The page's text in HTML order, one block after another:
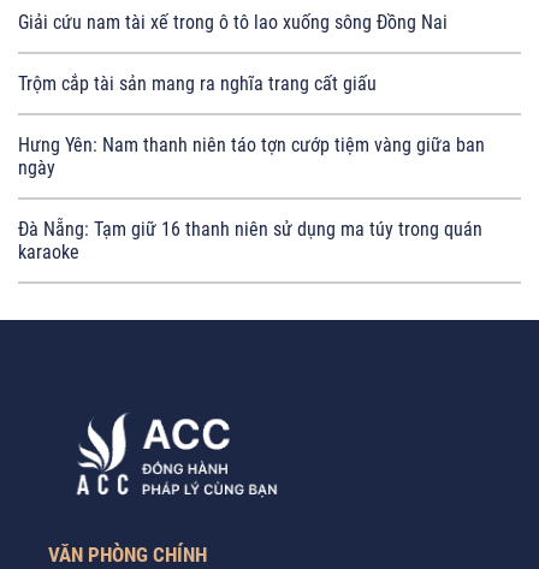
Giải cứu nam tài xế trong ô tô lao xuống sông Đồng Nai
Trộm cắp tài sản mang ra nghĩa trang cất giấu
Hưng Yên: Nam thanh niên táo tợn cướp tiệm vàng giữa ban
ngày
Đà Nẵng: Tạm giữ 16 thanh niên sử dụng ma túy trong quán
karaoke
VĂN PHÒNG CHÍNH